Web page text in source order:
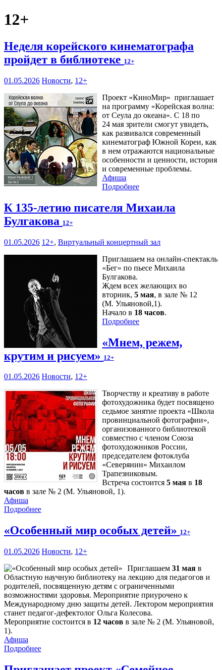
12+
Неделя корейского кинематографа
пройдет в библиотеке 12+
01.05.2026 Новости, 12+
Проект «КиноМир» приглашает
на программу «Корейская волна:
от Сеула до океана». С 18 по
24 мая зрители смогут увидеть,
как развивался современный
кинематограф Южной Кореи, как
в нем отражаются национальные
особенности и ценности, история
и современные проблемы.
Афиша
Подробнее
К 135-летию писателя Михаила
Булгакова 12+
01.05.2026 12+, Виртуальный концертный зал
Приглашаем на онлайн-спектакль
«Бег» по пьесе Михаила
Булгакова.
Ждем всех желающих во
вторник, 5 мая, в зале № 12
(М. Ульяновой,1).
Начало в 18 часов.
Подробнее
«Мнем, режем,
крутим и рисуем» 12+
01.05.2026 Новости, 12+
Творчеству и креативу в работе
фотохудожника будет посвящено
седьмое занятие проекта «Школа
провинциальной фотографии»,
организованного библиотекой
совместно с членом Союза
фотохудожников России,
председателем фотоклуба
«Северянин» Михаилом
Трапезниковым.
Встреча состоится 5 мая в 18
часов в зале № 2 (М. Ульяновой, 1).
Афиша
Подробнее
«Особенный мир особых детей» 12+
01.05.2026 Новости, 12+
Приглашаем 31 мая в
Областную научную библиотеку на лекцию для педагогов и
родителей, посвященную детям с ограниченными
возможностями здоровья. Мероприятие приурочено к
Международному дню защиты детей. Лектором мероприятия
станет педагог-дефектолог Ольга Колесова.
Мероприятие состоится в 12 часов в зале № 2 (М. Ульяновой,
1).
Афиша
Подробнее